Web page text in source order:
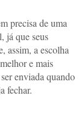
precisa de uma
já que seus
assim, a escolha
e mais
enviada quando
fechar.